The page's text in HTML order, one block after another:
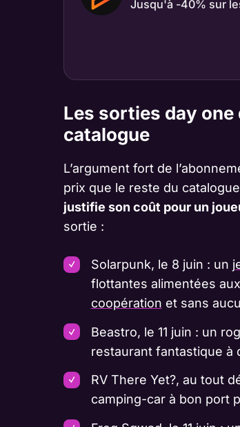
Jusqu'à -40% sur
Les sorties day
catalogue
L’argument fort de
prix que le reste du
justifie son coût pour un
sortie :
Solarpunk, le 8 juin : un
flottantes alimentées
coopération et sans
Beastro, le 11 juin : un
restaurant fantastique à
RV There Yet?, au tout
camping-car à bon port